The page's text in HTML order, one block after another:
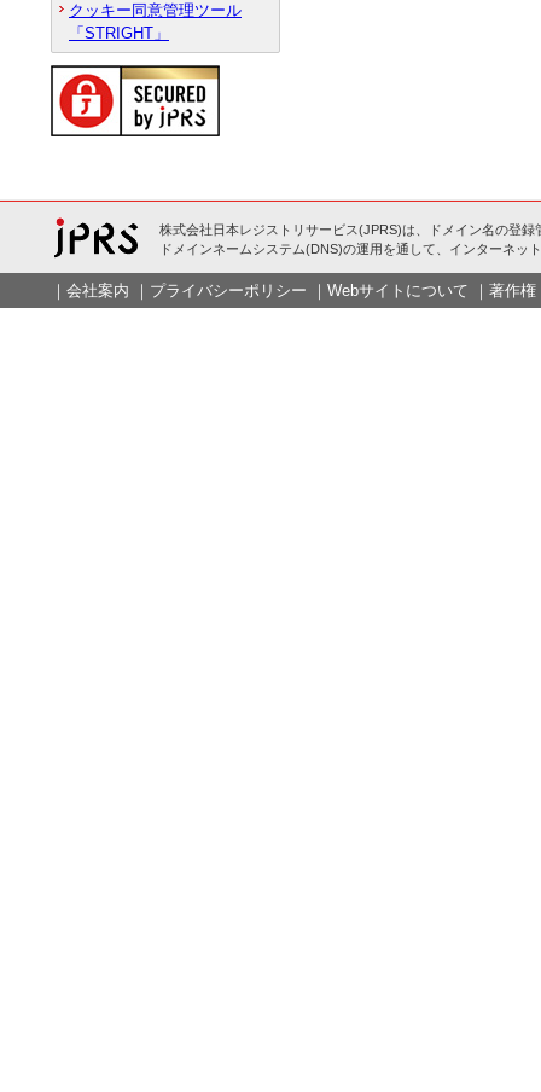
クッキー同意管理ツール
「STRIGHT」
株式会社日本レジストリサービス(JPRS)は、ドメイン名の登録
ドメインネームシステム(DNS)の運用を通して、インターネッ
｜ 会社案内 ｜ プライバシーポリシー ｜ Webサイトについて ｜ 著作権